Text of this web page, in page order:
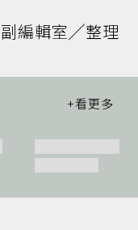
編輯室╱整理